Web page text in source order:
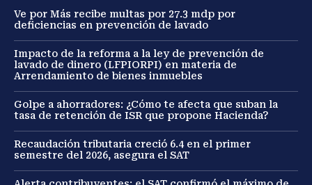
Ve por Más recibe multas por 27.3 mdp por
deficiencias en prevención de lavado
Impacto de la reforma a la ley de prevención de
lavado de dinero (LFPIORPI) en materia de
Arrendamiento de bienes inmuebles
Golpe a ahorradores: ¿Cómo te afecta que suban la
tasa de retención de ISR que propone Hacienda?
Recaudación tributaria creció 6.4 en el primer
semestre del 2026, asegura el SAT